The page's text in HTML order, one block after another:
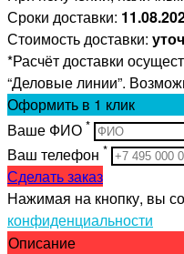
Сроки доставки:
Стоимость доставки:
*Расчёт доставки
“Деловые линии”.
Оформить в 1 клик
Ваше ФИО *
Ваш телефон *
Сделать заказ
Нажимая на кнопку, вы
конфиденциальности
Описание